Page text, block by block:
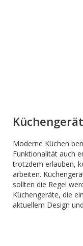
Moderne Küchen
Funktionalität auch
trotzdem erlauben,
arbeiten.
sollten die Regel
Küchengeräte, die
aktuellem Design